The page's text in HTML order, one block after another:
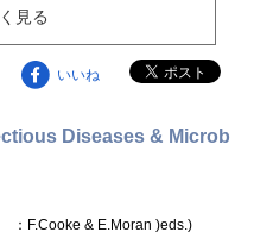
見る
いいね
Diseases & Microb
：F.Cooke & E.Moran )eds.)